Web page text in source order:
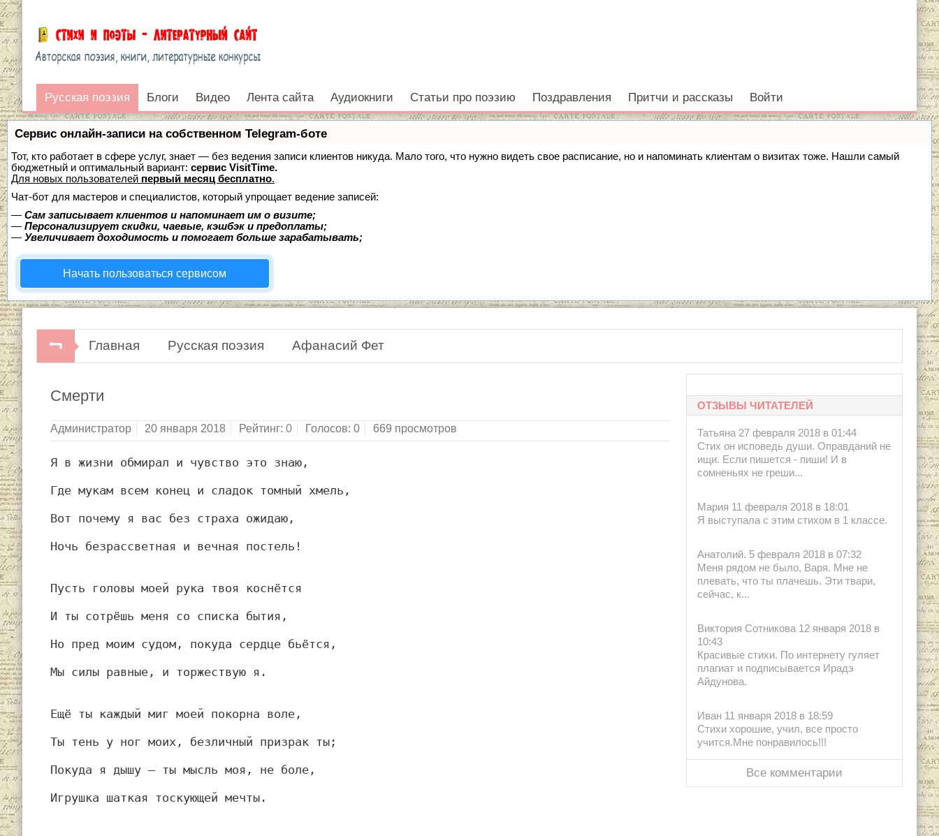
Русская поэзия
Войти
Русская поэзия Блоги Видео Лента сайта Аудиокниги Статьи про поэзию Поздравления Притчи и рассказы Войти
Сервис онлайн-записи на собственном Telegram-боте
Тот, кто работает в сфере услуг, знает — без ведения записи клиентов никуда. Мало того, что нужно видеть свое расписание, но и напоминать клиентам о визитах тоже. Нашли самый
бюджетный и оптимальный вариант: сервис VisitTime.
Для новых пользователей первый месяц бесплатно.
Чат-бот для мастеров и специалистов, который упрощает ведение записей:
— Сам записывает клиентов и напоминает им о визите;
— Персонализирует скидки, чаевые, кэшбэк и предоплаты;
— Увеличивает доходимость и помогает больше зарабатывать;
Начать пользоваться сервисом
Главная Русская поэзия Афанасий Фет
Смерти
Администратор 20 января 2018 Рейтинг: 0 Голосов: 0 669 просмотров
Я в жизни обмирал и чувство это знаю,
Где мукам всем конец и сладок томный хмель,
Вот почему я вас без страха ожидаю,
Ночь безрассветная и вечная постель!
Пусть головы моей рука твоя коснётся
И ты сотрёшь меня со списка бытия,
Но пред моим судом, покуда сердце бьётся,
Мы силы равные, и торжествую я.
Ещё ты каждый миг моей покорна воле,
Ты тень у ног моих, безличный призрак ты;
Покуда я дышу — ты мысль моя, не боле,
Игрушка шаткая тоскующей мечты.
ОТЗЫВЫ ЧИТАТЕЛЕЙ
Татьяна 27 февраля 2018 в 01:44
Стих он исповедь души. Оправданий не
ищи. Если пишется - пиши! И в
сомненьях не греши...
Мария 11 февраля 2018 в 18:01
Я выступала с этим стихом в 1 классе.
Анатолий. 5 февраля 2018 в 07:32
Меня рядом не было, Варя. Мне не
плевать, что ты плачешь. Эти твари,
сейчас, к...
Виктория Сотникова 12 января 2018 в
10:43
Красивые стихи. По интернету гуляет
плагиат и подписывается Ирадэ
Айдунова.
Иван 11 января 2018 в 18:59
Стихи хорошие, учил, все просто
учится.Мне понравилось!!!
Все комментарии